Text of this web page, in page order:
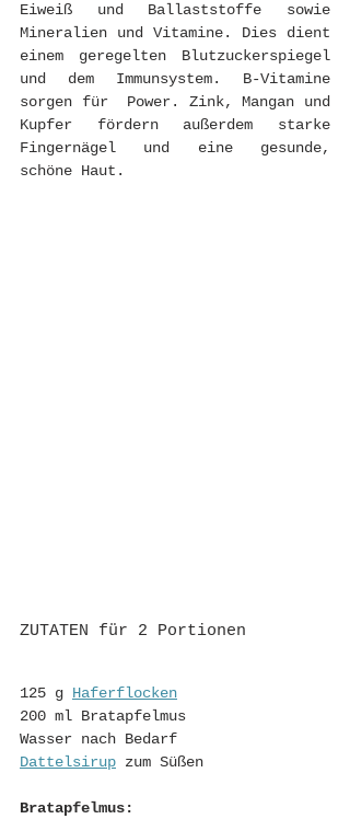
Eiweiß und Ballaststoffe sowie
Mineralien und Vitamine. Dies dient
einem geregelten Blutzuckerspiegel
und dem Immunsystem. B-Vitamine
sorgen für  Power. Zink, Mangan und
Kupfer fördern außerdem starke
Fingernägel und eine gesunde,
schöne Haut.
ZUTATEN für 2 Portionen
125 g Haferflocken
200 ml Bratapfelmus
Wasser nach Bedarf
Dattelsirup zum Süßen
Bratapfelmus: